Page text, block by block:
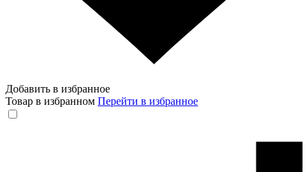
Добавить в избранное
Товар в избранном Перейти в избранное